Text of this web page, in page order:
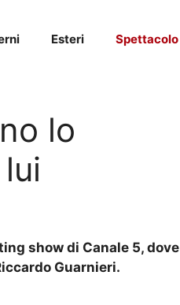
Esteri Spettacolo
lo
show di Canale 5, dove
Guarnieri.